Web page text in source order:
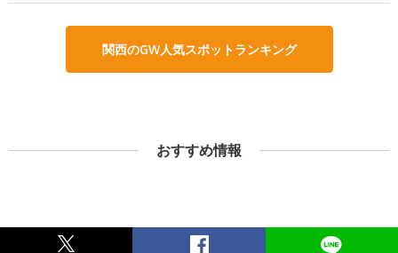
関西のGW人気スポットランキング
おすすめ情報